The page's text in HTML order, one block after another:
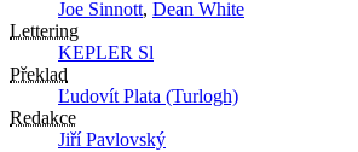
Joe Sinnott, Dean White
Lettering
KEPLER Sl
Překlad
Ľudovít Plata (Turlogh)
Redakce
Jiří Pavlovský